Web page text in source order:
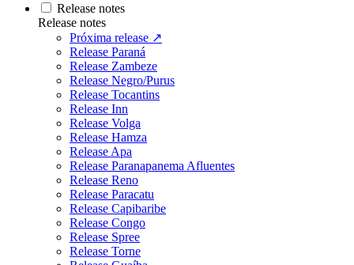
Release notes
Release notes
Próxima release ↗
Release Paraná
Release Zambeze
Release Negro/Purus
Release Tocantins
Release Inn
Release Volga
Release Hamza
Release Apa
Release Paranapanema Afluentes
Release Reno
Release Paracatu
Release Capibaribe
Release Congo
Release Spree
Release Torne